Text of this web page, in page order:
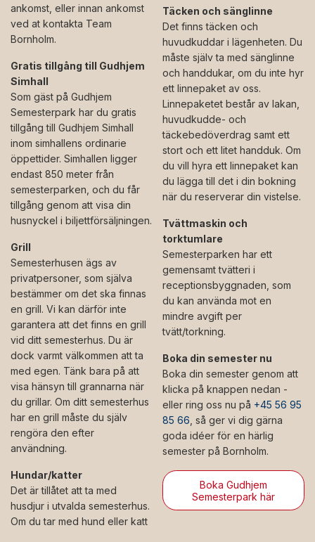
ankomst, eller innan ankomst
ved at kontakta Team
Bornholm.
Gratis tillgång till Gudhjem
Simhall
Som gäst på Gudhjem
Semesterpark har du gratis
tillgång till Gudhjem Simhall
inom simhallens ordinarie
öppettider. Simhallen ligger
endast 850 meter från
semesterparken, och du får
tillgång genom att visa din
husnyckel i biljettförsäljningen.
Grill
Semesterhusen ägs av
privatpersoner, som själva
bestämmer om det ska finnas
en grill. Vi kan därför inte
garantera att det finns en grill
vid ditt semesterhus. Du är
dock varmt välkommen att ta
med egen. Tänk bara på att
visa hänsyn till grannarna när
du grillar. Om ditt semesterhus
har en grill måste du själv
rengöra den efter
användning.
Hundar/katter
Det är tillåtet att ta med
husdjur i utvalda semesterhus.
Om du tar med hund eller katt
Täcken och sänglinne
Det finns täcken och
huvudkuddar i lägenheten. Du
måste själv ta med sänglinne
och handdukar, om du inte hyr
ett linnepaket av oss.
Linnepaketet består av lakan,
huvudkudde- och
täckebedöverdrag samt ett
stort och ett litet handduk. Om
du vill hyra ett linnepaket kan
du lägga till det i din bokning
när du reserverar din vistelse.
Tvättmaskin och
torktumlare
Semesterparken har ett
gemensamt tvätteri i
receptionsbyggnaden, som
du kan använda mot en
mindre avgift per
tvätt/torkning.
Boka din semester nu
Boka din semester genom att
klicka på knappen nedan -
eller ring oss nu på +45 56 95
85 66 , så ger vi dig gärna
goda idéer för en härlig
semester på Bornholm.
Boka Gudhjem
Semesterpark här